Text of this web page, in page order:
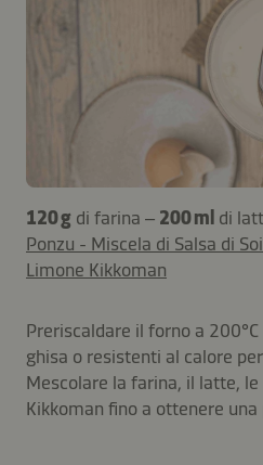
120 g di farina – 200 ml di
Ponzu - Miscela di Salsa di
Limone Kikkoman
Preriscaldare il forno a
ghisa o resistenti al calore
Mescolare la farina, il latte, le
Kikkoman fino a ottenere